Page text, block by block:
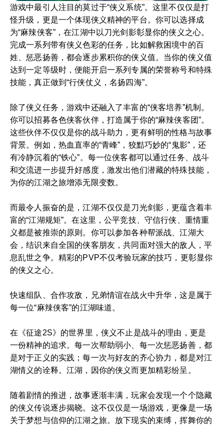
游戏中最引人注目的莫过于“侠义系统”。这里不仅仅是打
怪升级，更是一个体现侠义精神的平台。你可以选择成
为“麻辣侠客”，在江湖中以刀光剑影彰显你的侠义之心。
完成一系列带有侠义色彩的任务，比如解救困境中的百
姓、惩恶扬善，都会逐步累积你的侠义值。当你的侠义值
达到一定等级时，便能开启一系列专属的荣誉称号和特殊
技能，真正做到“行侠仗义，名扬四海”。
除了侠义任务，游戏中还融入了丰富的“侠客培养”机制。
你可以招募各色侠客伙伴，打造属于你的“麻辣侠客团”。
这些伙伴不仅仅是你的战斗助力，更有鲜明的性格与故事
背景。例如，热血直率的“青峰”，狡黠巧妙的“鬼影”，还
有冷静沉着的“铁心”。每一位侠客都可以通过任务、战斗
和交流进一步提升好感度，激发出他们潜藏的特殊技能，
为你的江湖之旅增添无限变数。
而最令人振奋的是，江湖不仅仅是刀光剑影，更蕴含着丰
富的“江湖规矩”。在这里，公平竞技、守信行侠、重情重
义都是被推崇的原则。你可以参加各种帮派战、江湖大
会，结识来自全国的侠客朋友，共同面对强大的敌人，平
息乱世之争。精彩的PVP不仅考验玩家的技巧，更彰显你
的侠义之心。
快速组队、合作攻敌，兄弟情谊在战火中升华，这是属于
每一位“麻辣侠客”的江湖味道。
在《征途2S》的世界里，侠义不止是战斗的理由，更是
一份精神的追求。每一次帮助弱小、每一次惩恶扬善，都
是对于正义的实践；每一次与好友的齐心协力，都是对江
湖情义的诠释。江湖，因你的侠义而更加精彩纷呈。
随着剧情的推进，故事逐渐丰满，玩家会发现一个个隐藏
的侠义传说逐步揭晓。这不仅仅是一场游戏，更像是一场
关于梦想与信仰的江湖之旅。放下现实的束缚，挥舞你的